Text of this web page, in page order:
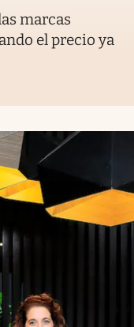
marcas
el precio ya